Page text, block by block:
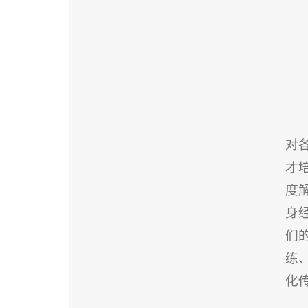
对
才
度
身
们
练
化